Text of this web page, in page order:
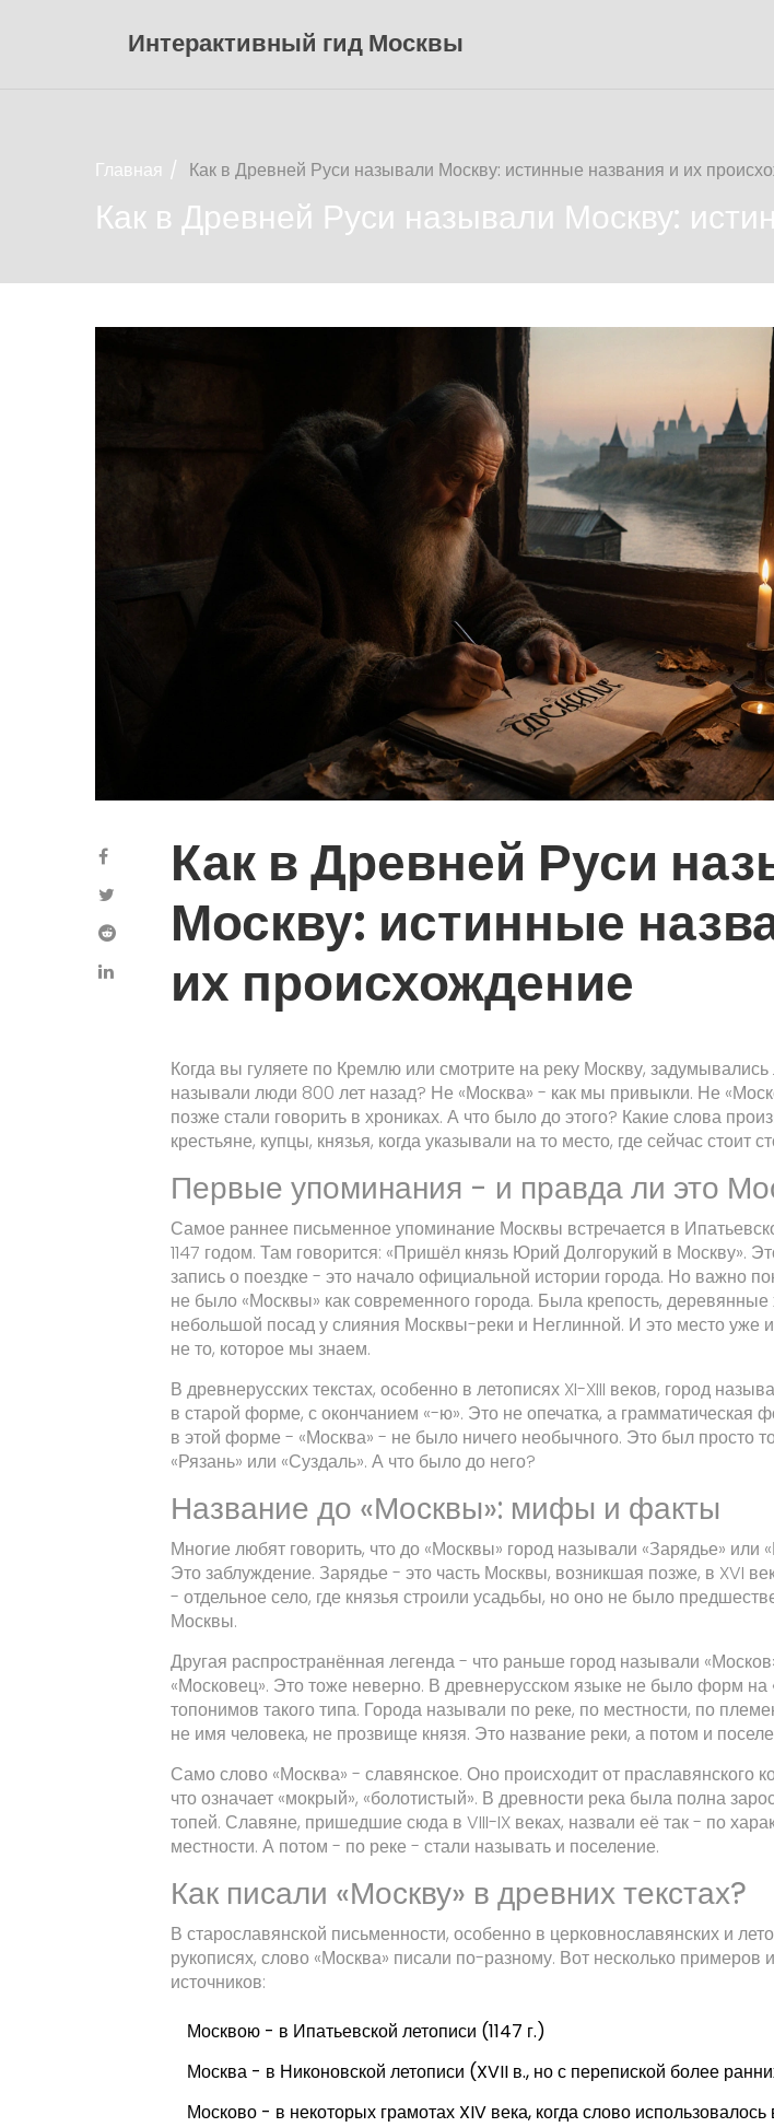
Интерактивный гид Москвы
Главная Как в Древней Руси называли Москву: истинные названия и их
Как в Древней Руси называли Москву:
Как в Древней Руси
Москву: истинные
их происхождение
Когда вы гуляете по Кремлю или смотрите на реку Москву, задумывались
называли люди 800 лет назад? Не «Москва» - как мы привыкли. Не
позже стали говорить в хрониках. А что было до этого? Какие слова
крестьяне, купцы, князья, когда указывали на то место, где сейчас стоит
Первые упоминания - и правда ли это
Самое раннее письменное упоминание Москвы встречается в
1147 годом. Там говорится: «Пришёл князь Юрий Долгорукий в Москву».
запись о поездке - это начало официальной истории города. Но важно
не было «Москвы» как современного города. Была крепость,
небольшой посад у слияния Москвы-реки и Неглинной. И это место уже
не то, которое мы знаем.
В древнерусских текстах, особенно в летописях XI-XIII веков, город
в старой форме, с окончанием «-ю». Это не опечатка, а грамматическая
в этой форме - «Москва» - не было ничего необычного. Это был просто
«Рязань» или «Суздаль». А что было до него?
Название до «Москвы»: мифы и факты
Многие любят говорить, что до «Москвы» город называли «Зарядье» или
Это заблуждение. Зарядье - это часть Москвы, возникшая позже, в XVI
- отдельное село, где князья строили усадьбы, но оно не было
Москвы.
Другая распространённая легенда - что раньше город называли
«Московец». Это тоже неверно. В древнерусском языке не было форм на
топонимов такого типа. Города называли по реке, по местности, по
не имя человека, не прозвище князя. Это название реки, а потом и
Само слово «Москва» - славянское. Оно происходит от праславянского
что означает «мокрый», «болотистый». В древности река была полна
топей. Славяне, пришедшие сюда в VIII-IX веках, назвали её так - по
местности. А потом - по реке - стали называть и поселение.
Как писали «Москву» в древних текстах?
В старославянской письменности, особенно в церковнославянских и
рукописях, слово «Москва» писали по-разному. Вот несколько примеров
источников:
Москвою - в Ипатьевской летописи (1147 г.)
Москва - в Никоновской летописи (XVII в., но с перепиской более
Москово - в некоторых грамотах XIV века, когда слово